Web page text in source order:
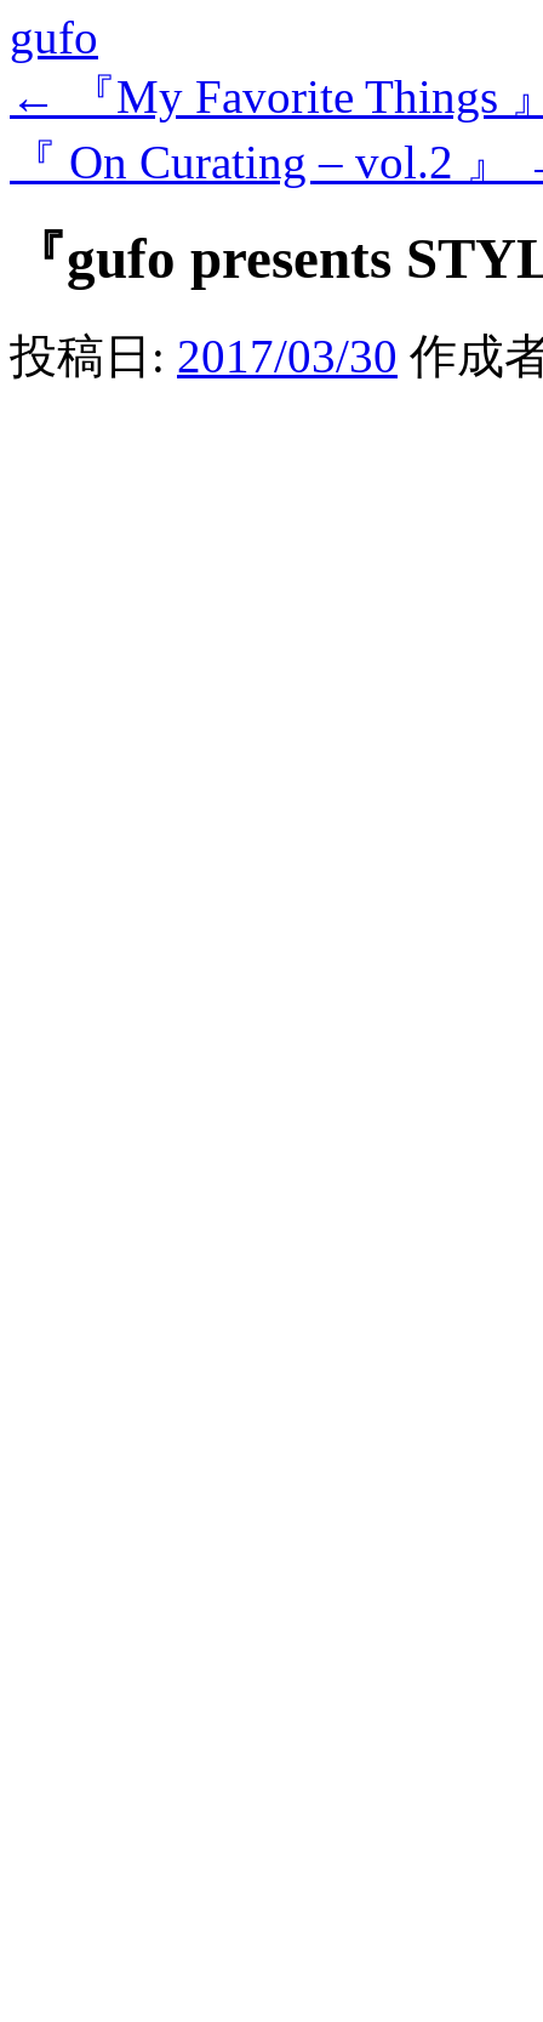
gufo
←
『My Favorite Things
『 On Curating – vol.2 』
『gufo presents
投稿日: 2017/03/30 作成